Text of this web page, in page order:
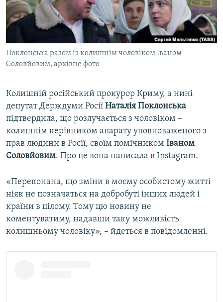
СВІДЧЕННЯ ОКУПАЦІЇ
УКРАЇНСЬКА ПРОБЛЕМА КРИМУ
Qırımtatar
Поклонська разом із колишнім чоловіком Іваном
Соловйовим, архівне фото
Колишній російський прокурор Криму, а нині
депутат Держдуми Росії Наталія Поклонська
підтвердила, що розлучається з чоловіком –
колишнім керівником апарату уповноваженого з
прав людини в Росії, своїм помічником Іваном
Соловйовим. Про це вона написала в Instagram.
«Переконана, що зміни в моєму особистому житті
ніяк не позначаться на добробуті інших людей і
країни в цілому. Тому цю новину не
коментуватиму, надавши таку можливість
колишньому чоловіку», – йдеться в повідомленні.